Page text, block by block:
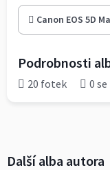
Canon EOS 5D
Podrobnosti
20 fotek 0
Další alba autora